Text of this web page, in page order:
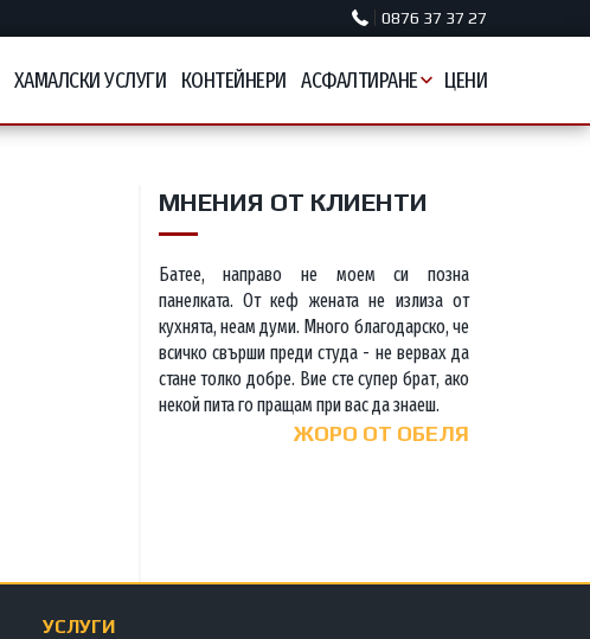
0876 37 37 27
ХАМАЛСКИ УСЛУГИ КОНТЕЙНЕРИ АСФАЛТИРАНЕ ЦЕНИ
МНЕНИЯ ОТ КЛИЕНТИ
Батее, направо не моем си позна
панелката. От кеф жената не излиза от
кухнята, неам думи. Много благодарско, че
всичко свърши преди студа - не вервах да
стане толко добре. Вие сте супер брат, ако
некой пита го пращам при вас да знаеш.
ЖОРО ОТ ОБЕЛЯ
УСЛУГИ